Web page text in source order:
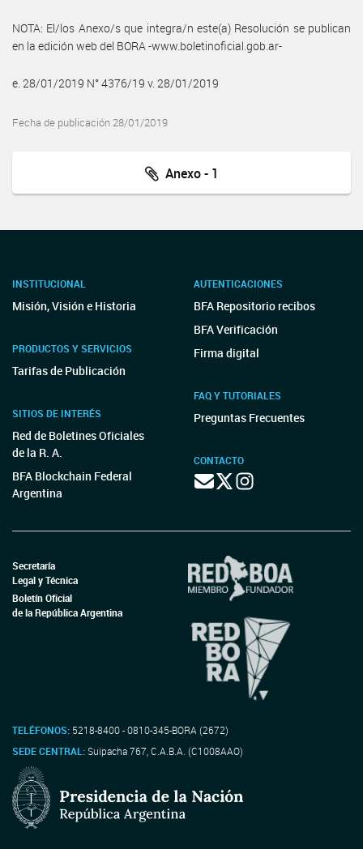
NOTA: El/los Anexo/s que integra/n este(a) Resolución se publican
en la edición web del BORA -www.boletinoficial.gob.ar-
e. 28/01/2019 N° 4376/19 v. 28/01/2019
Fecha de publicación 28/01/2019
Anexo - 1
INSTITUCIONAL
Misión, Visión e Historia
PRODUCTOS Y SERVICIOS
Tarifas de Publicación
SITIOS DE INTERÉS
Red de Boletines Oficiales
de la R. A.
BFA Blockchain Federal
Argentina
AUTENTICACIONES
BFA Repositorio recibos
BFA Verificación
Firma digital
FAQ Y TUTORIALES
Preguntas Frecuentes
CONTACTO
Secretaría
Legal y Técnica
Boletín Oficial
de la República Argentina
TELÉFONOS: 5218-8400 - 0810-345-BORA (2672)
SEDE CENTRAL:Suipacha 767, C.A.B.A. (C1008AAO)